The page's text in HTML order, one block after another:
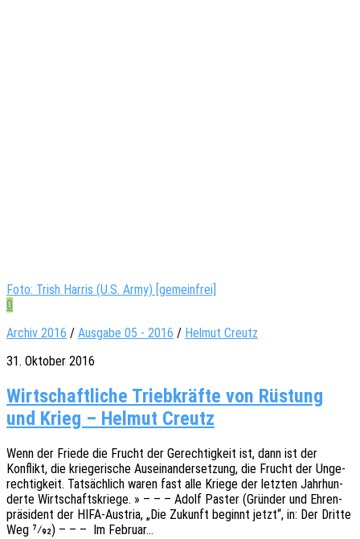
Foto: Trish Harris (U.S. Army) [gemeinfrei]
0
Archiv 2016 / Ausgabe 05 - 2016 / Helmut Creutz
31. Oktober 2016
Wirt­schaft­li­che Trieb­kräf­te von Rüs­tung
und Krieg – Hel­mut Creutz
Wenn der Friede die Frucht der Gerech­tig­keit ist, dann ist der
Konflikt, die krie­ge­ri­sche Ausein­an­der­set­zung, die Frucht der Unge­
rech­tig­keit. Tatsäch­lich waren fast alle Kriege der letz­ten Jahr­hun­
der­te Wirt­schafts­krie­ge. » – – – Adolf Paster (Grün­der und Ehren­
prä­si­dent der HIFA-Austria, „Die Zukunft beginnt jetzt“, in: Der Dritte
Weg 7⁄92) – – – Im Februar…